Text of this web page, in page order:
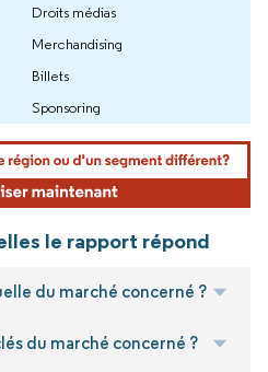
Droits médias
Merchandising
Billets
Sponsoring
le rapport répond
du marché concerné ?
du marché concerné ?